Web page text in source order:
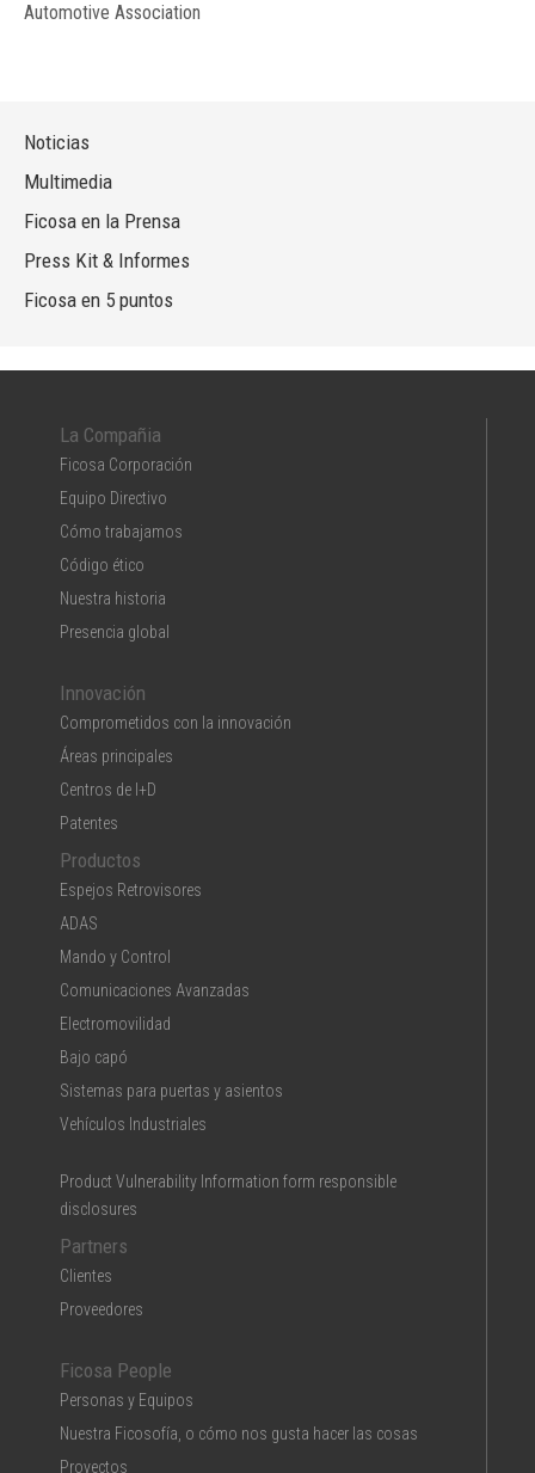
Automotive Association
Noticias
Multimedia
Ficosa en la Prensa
Press Kit & Informes
Ficosa en 5 puntos
La Compañia
Ficosa Corporación
Equipo Directivo
Cómo trabajamos
Código ético
Nuestra historia
Presencia global
Innovación
Comprometidos con la innovación
Áreas principales
Centros de I+D
Patentes
Productos
Espejos Retrovisores
ADAS
Mando y Control
Comunicaciones Avanzadas
Electromovilidad
Bajo capó
Sistemas para puertas y asientos
Vehículos Industriales
Product Vulnerability Information form responsible
disclosures
Partners
Clientes
Proveedores
Ficosa People
Personas y Equipos
Nuestra Ficosofía, o cómo nos gusta hacer las cosas
Proyectos